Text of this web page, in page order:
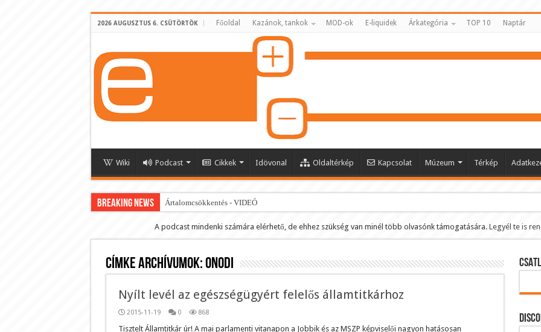
2026 AUGUSZTUS 6. CSÜTÖRTÖK Főoldal Kazánok, tankok MOD-ok E-liquidek Árkategória TOP 10 Naptár
Wiki Podcast Cikkek Idövonal Oldaltérkép Kapcsolat Múzeum Térkép
BREAKING NEWS Ártalomcsökkentés - VIDEÓ
E-cigi használati szokások 2.0
Android Podcast alkalmazás letöltése
Párásító podcast lejátszási lista
A podcast mindenki számára elérhető, de ehhez szükség van minél több olvasónk támogatására. Legyél te is
Címke archívumok:onodi
Nyílt levél az egészségügyért felelős államtitkárhoz
2015-11-19 0 868
Tisztelt Államtitkár úr! A mai parlamenti vitanapon a Jobbik és az MSZP képviselői nagyon hatásosan